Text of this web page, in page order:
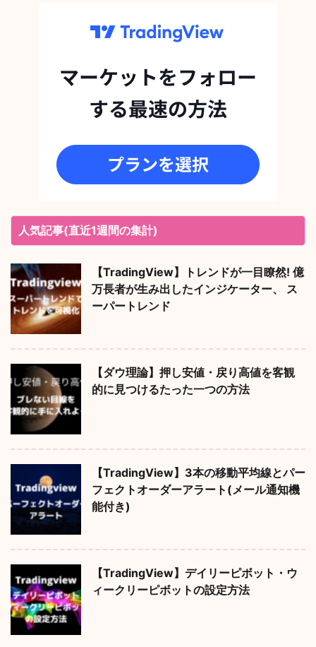
人気記事(直近1週間の集計)
【TradingView】トレンドが一目瞭然! 億
万長者が生み出したインジケーター、 ス
ーパートレンド
【ダウ理論】押し安値・戻り高値を客観
的に見つけるたった一つの方法
【TradingView】3本の移動平均線とパー
フェクトオーダーアラート(メール通知機
能付き)
【TradingView】デイリーピボット・ウ
ィークリーピボットの設定方法